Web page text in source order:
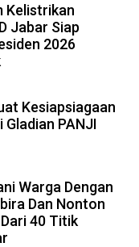
Kelistrikan
Jabar Siap
2026
Kesiapsiagaan
Gladian PANJI
Warga Dengan
Dan Nonton
40 Titik